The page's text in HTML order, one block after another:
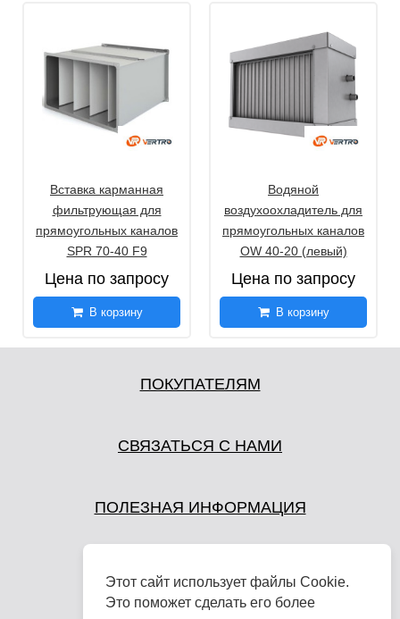
Вставка карманная
фильтрующая для
прямоугольных каналов
SPR 70-40 F9
Цена по запросу
В корзину
Водяной
воздухоохладитель для
прямоугольных каналов
OW 40-20 (левый)
Цена по запросу
В корзину
ПОКУПАТЕЛЯМ
СВЯЗАТЬСЯ С НАМИ
ПОЛЕЗНАЯ ИНФОРМАЦИЯ
Этот сайт использует файлы Cookie.
Это поможет сделать его более